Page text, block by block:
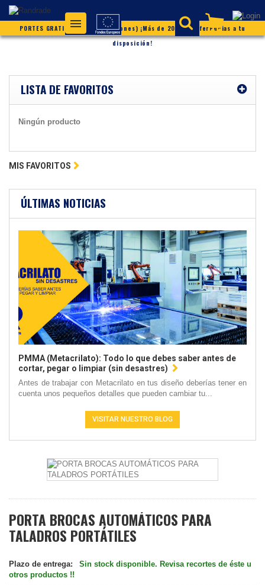
PORTES GRATIS (según condiciones) ¡Más de 20.000 referencias a tu
disposición!
LISTA DE FAVORITOS
Ningún producto
MIS FAVORITOS
ÚLTIMAS NOTICIAS
PMMA (Metacrilato): Todo lo que debes saber antes de
cortar, pegar o limpiar (sin desastres)
Antes de trabajar con Metacrilato en tus diseño deberías tener en
cuenta unos pequeños detalles que pueden cambiar tu...
VISITAR NUESTRO BLOG
PORTA BROCAS AUTOMÁTICOS PARA
TALADROS PORTÁTILES
Plazo de entrega:
Sin stock disponible. Revisa recortes de éste u
otros productos !!